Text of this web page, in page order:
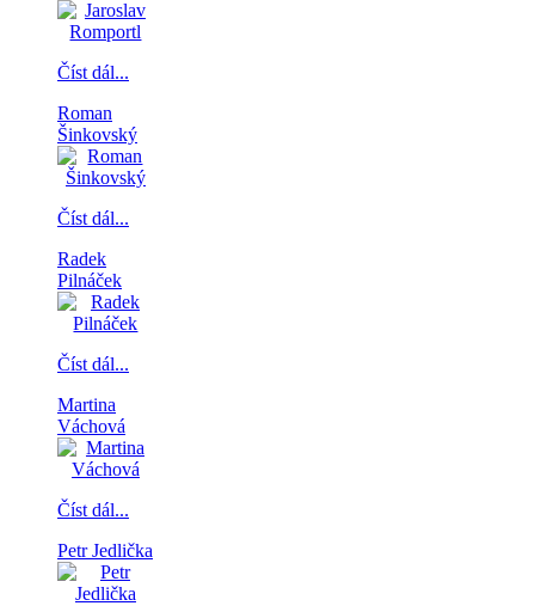
Číst dál...
Roman
Šinkovský
Číst dál...
Radek
Pilnáček
Číst dál...
Martina
Váchová
Číst dál...
Petr Jedlička